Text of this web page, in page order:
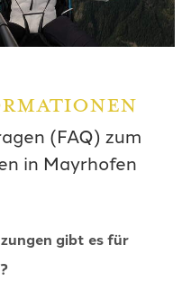
(FAQ) zum
in Mayrhofen
gibt es für